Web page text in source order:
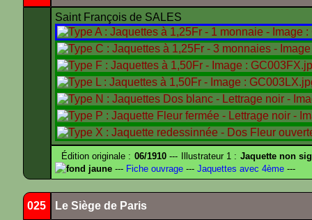
Saint François de SALES
Édition originale : 06/1910--- Illustrateur 1 : Jaquette non
fond jaune --- Fiche ouvrage --- Jaquettes avec 4ème ---
025 Le Siège de Paris